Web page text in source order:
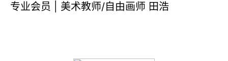
专业会员 | 美术教师/自由画师 田浩